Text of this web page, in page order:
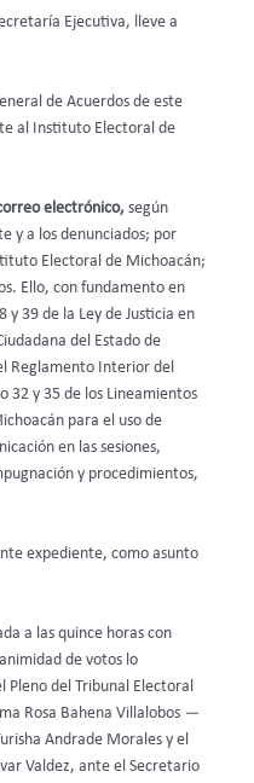
Ejecutiva, lleve a
de Acuerdos de este
al Instituto Electoral de
electrónico, según
y a los denunciados; por
Electoral de Michoacán;
Ello, con fundamento en
y 39 de la Ley de Justicia en
del Estado de
Reglamento Interior del
32 y 35 de los Lineamientos
para el uso de
en las sesiones,
y procedimientos,
expediente, como asunto
a las quince horas con
de votos lo
del Tribunal Electoral
Rosa Bahena Villalobos —
Andrade Morales y el
Valdez, ante el Secretario